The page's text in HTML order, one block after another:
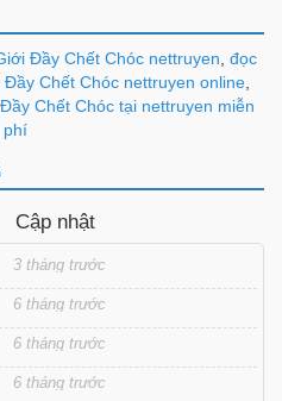
Đầy Chết Chóc nettruyen đọc
Chết Chóc nettruyen online,
Chết Chóc tại nettruyen miễn
phí
Cập nhật
3 tháng trước
6 tháng trước
6 tháng trước
6 tháng trước